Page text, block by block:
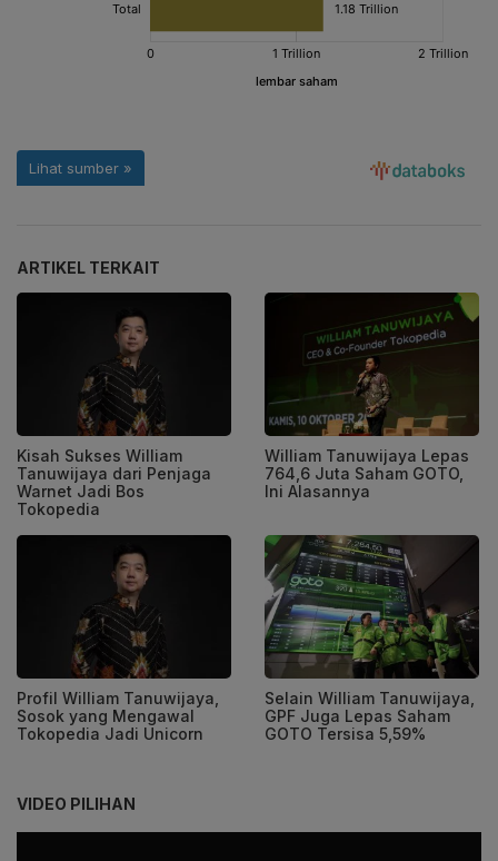
ARTIKEL TERKAIT
Kisah Sukses William
Tanuwijaya dari Penjaga
Warnet Jadi Bos
Tokopedia
William Tanuwijaya Lepas
764,6 Juta Saham GOTO,
Ini Alasannya
Profil William Tanuwijaya,
Sosok yang Mengawal
Tokopedia Jadi Unicorn
Selain William Tanuwijaya,
GPF Juga Lepas Saham
GOTO Tersisa 5,59%
VIDEO PILIHAN